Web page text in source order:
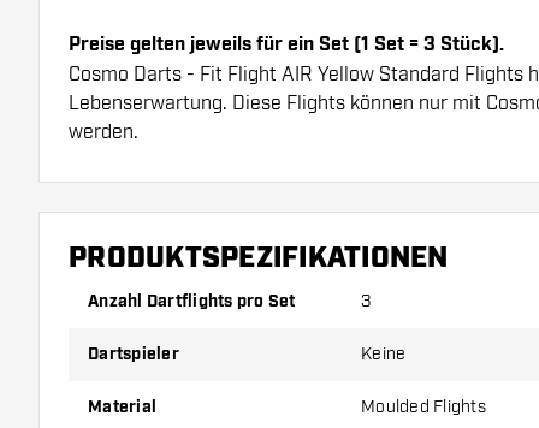
Preise gelten jeweils für ein Set (1 Set = 3 Stück).
Cosmo Darts - Fit Flight AIR Yellow Standard Flights
Lebenserwartung. Diese Flights können nur mit
werden.
Dartshopper Tipp!
Sorgen Sie für genügend Ersatz Flights und Shafts.
durch Gebrauch abnutzen oder brechen.
Probieren Sie eine andere Form, ein anderes
Ihnen passt!
PRODUKTSPEZIFIKATIONEN
Anzahl Dartflights pro Set 3
Dartspieler Keine
Material Moulded Flights